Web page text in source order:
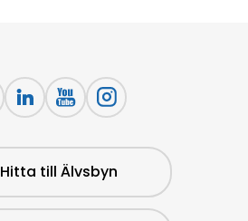
Hitta till Älvsbyn